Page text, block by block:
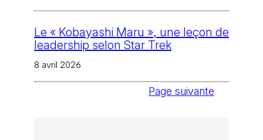
Le « Kobayashi Maru », une leçon de
leadership selon Star Trek
8 avril 2026
Page suivante